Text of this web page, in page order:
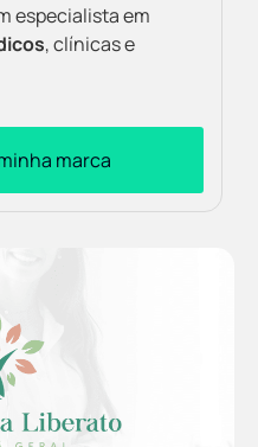
especialista em
, clínicas e
marca